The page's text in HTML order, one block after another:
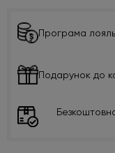
Програма
Подарунок до